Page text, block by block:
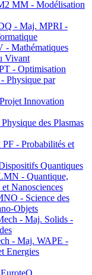
MM - Modélisation
- Maj. MPRI -
Mathématiques
Vivant
- Optimisation
Physique par
Innovation
des Plasmas
- Probabilités et
Quantiques
- Quantique,
Nanosciences
- Science des
Objets
- Maj. Solids -
- Maj. WAPE -
Energies